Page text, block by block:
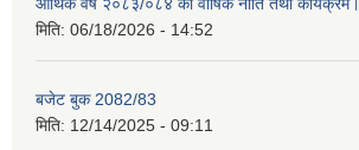
मिति: 06/18/2026 - 14:52
बजेट बुक 2082/83
मिति: 12/14/2025 - 09:11